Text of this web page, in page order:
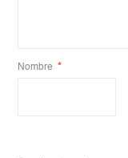
Nombre *